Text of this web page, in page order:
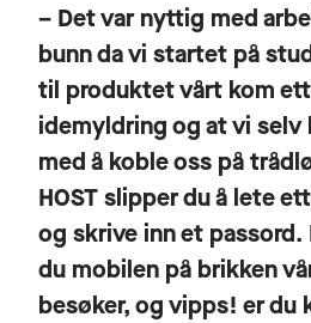
– Det var nyttig med
bunn da vi startet på
til produktet vårt kom
idemyldring og at vi
med å koble oss på
HOST slipper du å lete
og skrive inn et
du mobilen på brikken
besøker, og vipps! er du